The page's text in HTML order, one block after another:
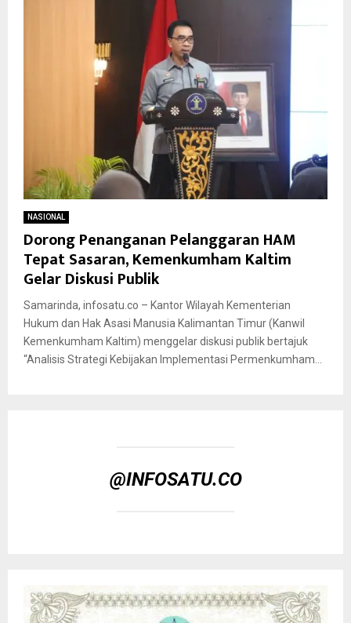
NASIONAL
Dorong Penanganan Pelanggaran HAM
Tepat Sasaran, Kemenkumham Kaltim
Gelar Diskusi Publik
Samarinda, infosatu.co – Kantor Wilayah Kementerian
Hukum dan Hak Asasi Manusia Kalimantan Timur (Kanwil
Kemenkumham Kaltim) menggelar diskusi publik bertajuk
“Analisis Strategi Kebijakan Implementasi Permenkumham...
@INFOSATU.CO